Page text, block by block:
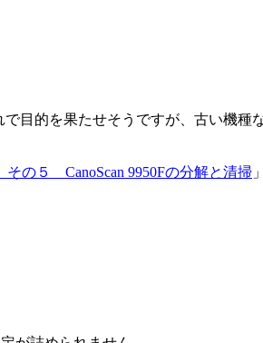
目的を果たせそうですが、古い機
の５ CanoScan 9950Fの分解と清掃